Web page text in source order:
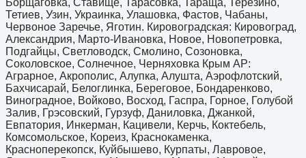
Тетиев, Узин, Украинка, Улашовка, Фастов, Чабаны,
Червоное Заречье, Яготин. Кировоградская: Кировоград,
Александрия, Марто-Ивановка, Новое, Новопетровка,
Подгайцы, Светловодск, Смолино, Созоновка,
Соколовское, Солнечное, Черняховка Крым АР:
Аграрное, Акрополис, Алупка, Алушта, Аэрофлотский,
Бахчисарай, Белоглинка, Береговое, Бондаренково,
Виноградное, Войково, Восход, Гаспра, Горное, Голубой
Залив, Грэсовский, Гурзуф, Даниловка, Джанкой,
Евпатория, Инкерман, Кацивели, Керчь, Коктебель,
Комсомольское, Кореиз, Краснокаменка,
Красноперекопск, Куйбышево, Курпаты, Лавровое,